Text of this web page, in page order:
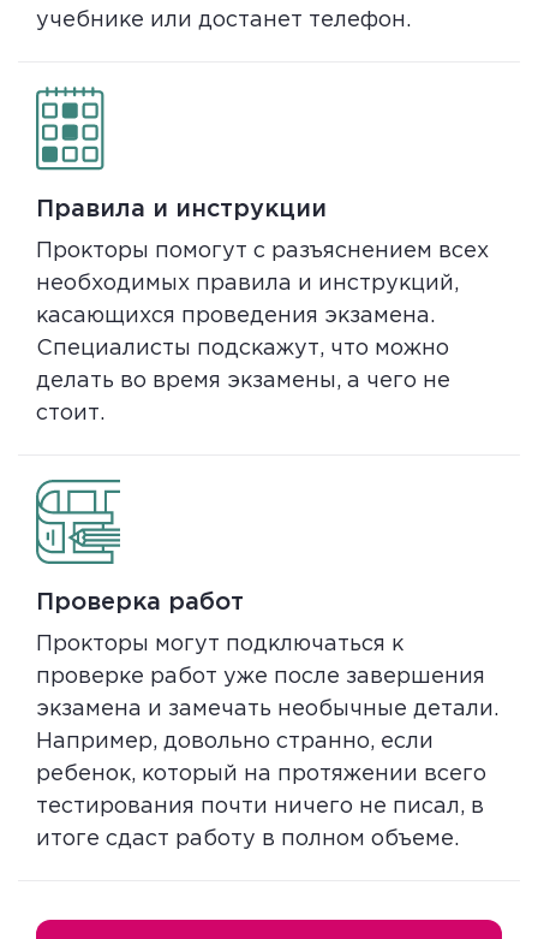
учебнике или достанет телефон.
Правила и инструкции
Прокторы помогут с разъяснением всех
необходимых правила и инструкций,
касающихся проведения экзамена.
Специалисты подскажут, что можно
делать во время экзамены, а чего не
стоит.
Проверка работ
Прокторы могут подключаться к
проверке работ уже после завершения
экзамена и замечать необычные детали.
Например, довольно странно, если
ребенок, который на протяжении всего
тестирования почти ничего не писал, в
итоге сдаст работу в полном объеме.